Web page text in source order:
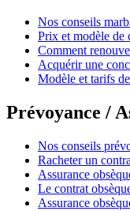
Nos conseils
Prix et modèle de
Comment
Acquérir une
Modèle et tarifs
Prévoyance /
Nos conseils
Racheter un
Assurance
Le contrat
Assurance